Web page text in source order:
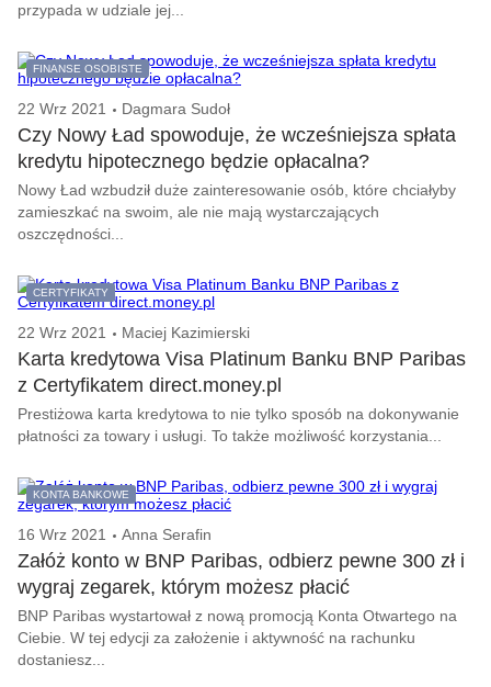
przypada w udziale jej...
FINANSE OSOBISTE
22 Wrz 2021 Dagmara Sudoł
Czy Nowy Ład spowoduje, że wcześniejsza spłata
kredytu hipotecznego będzie opłacalna?
Nowy Ład wzbudził duże zainteresowanie osób, które chciałyby
zamieszkać na swoim, ale nie mają wystarczających
oszczędności...
CERTYFIKATY
22 Wrz 2021 Maciej Kazimierski
Karta kredytowa Visa Platinum Banku BNP Paribas
z Certyfikatem direct.money.pl
Prestiżowa karta kredytowa to nie tylko sposób na dokonywanie
płatności za towary i usługi. To także możliwość korzystania...
KONTA BANKOWE
16 Wrz 2021 Anna Serafin
Załóż konto w BNP Paribas, odbierz pewne 300 zł i
wygraj zegarek, którym możesz płacić
BNP Paribas wystartował z nową promocją Konta Otwartego na
Ciebie. W tej edycji za założenie i aktywność na rachunku
dostaniesz...